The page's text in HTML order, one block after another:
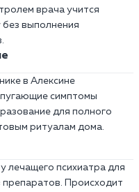
врача учится
без выполнения
в Алексине
симптомы
для полного
ритуалам дома.
лечащего психиатра для
препаратов. Происходит